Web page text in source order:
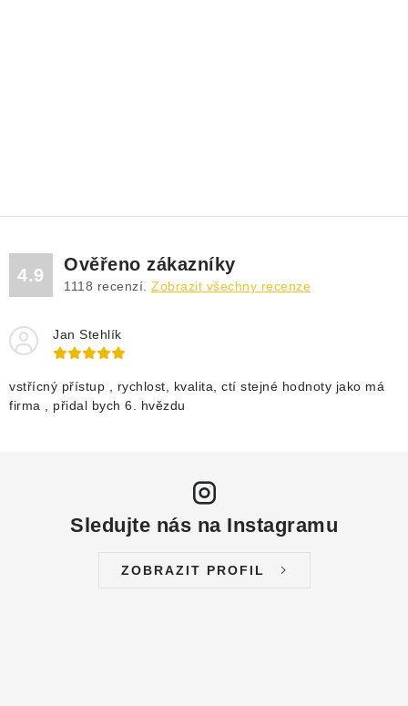
4.9
Ověřeno zákazníky
1118 recenzí. Zobrazit všechny recenze
Jan Stehlík
vstřícný přístup , rychlost, kvalita, ctí stejné hodnoty jako má
firma , přidal bych 6. hvězdu
Sledujte nás na Instagramu
ZOBRAZIT PROFIL